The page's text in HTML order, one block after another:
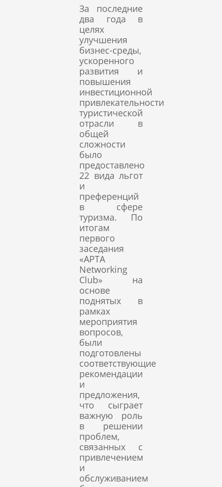
За последние
два года в
целях
улучшения
бизнес-среды,
ускоренного
развития и
повышения
инвестиционной
привлекательности
туристической
отрасли в
общей
сложности
было
предоставлено
22 вида льгот
и
преференций
в сфере
туризма. По
итогам
первого
заседания
«APTA
Networking
Club» на
основе
поднятых в
рамках
мероприятия
вопросов,
были
подготовлены
соответствующие
рекомендации
и
предложения,
что сыграет
важную роль
в решении
проблем,
связанных с
привлечением
и
обслуживанием